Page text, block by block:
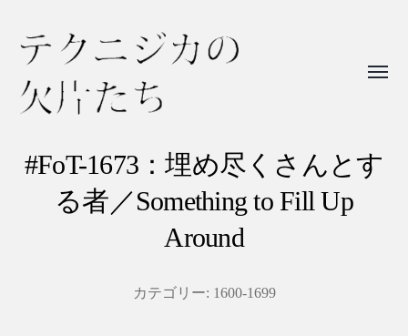
ク
#FoT-1673：埋め尽くさんとす
る者／Something to Fill Up
Around
カテゴリー: 1600-1699